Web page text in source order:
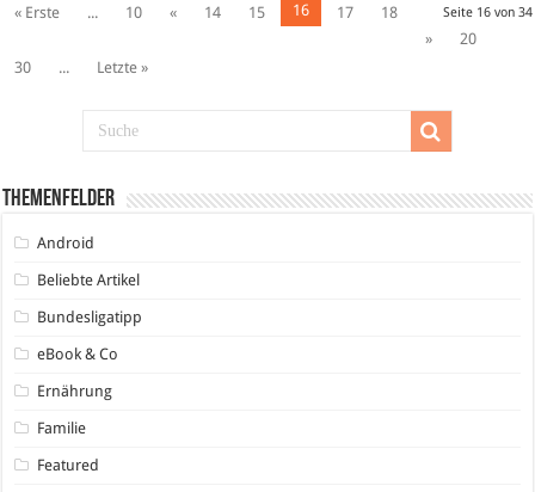
Seite 16 von 34
« Erste ... 10 « 14 15 16 17
18
»
20
30
... Letzte »
Themenfelder
Android
Beliebte Artikel
Bundesligatipp
eBook & Co
Ernährung
Familie
Featured